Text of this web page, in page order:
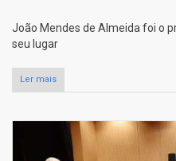
João Mendes de Almeida foi o
seu lugar
Ler mais